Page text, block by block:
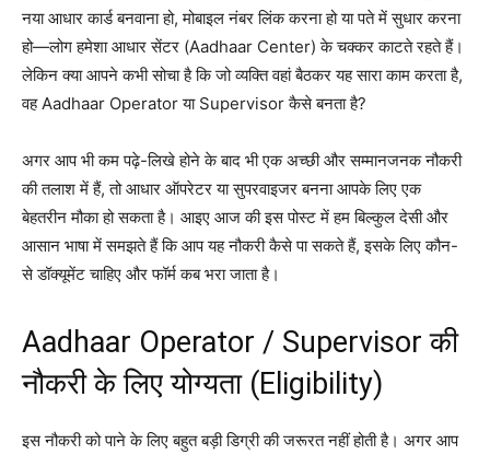
नया आधार कार्ड बनवाना हो, मोबाइल नंबर लिंक करना हो या पते में सुधार करना
हो—लोग हमेशा आधार सेंटर (Aadhaar Center) के चक्कर काटते रहते हैं।
लेकिन क्या आपने कभी सोचा है कि जो व्यक्ति वहां बैठकर यह सारा काम करता है,
वह Aadhaar Operator या Supervisor कैसे बनता है?
अगर आप भी कम पढ़े-लिखे होने के बाद भी एक अच्छी और सम्मानजनक नौकरी
की तलाश में हैं, तो आधार ऑपरेटर या सुपरवाइजर बनना आपके लिए एक
बेहतरीन मौका हो सकता है। आइए आज की इस पोस्ट में हम बिल्कुल देसी और
आसान भाषा में समझते हैं कि आप यह नौकरी कैसे पा सकते हैं, इसके लिए कौन-
से डॉक्यूमेंट चाहिए और फॉर्म कब भरा जाता है।
Aadhaar Operator / Supervisor की
नौकरी के लिए योग्यता (Eligibility)
इस नौकरी को पाने के लिए बहुत बड़ी डिग्री की जरूरत नहीं होती है। अगर आप